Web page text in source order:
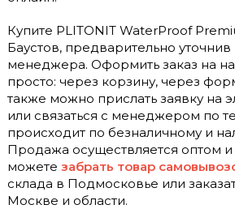
Купите PLITONIT WaterProof
Баустов, предварительно уточнив
менеджера. Оформить заказ на
просто: через корзину, через
также можно прислать заявку на
или связаться с менеджером по
происходит по безналичному и
Продажа осуществляется оптом
можете забрать товар
склада в Подмосковье или
Москве и области.